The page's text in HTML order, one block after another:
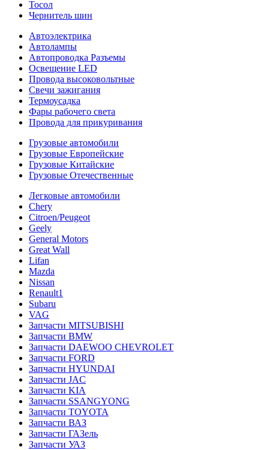
Тосол
Чернитель шин
Автоэлектрика
Автолампы
Автопроводка Разъемы
Освещение LED
Провода высоковольтные
Свечи зажигания
Термоусадка
Фары рабочего света
Провода для прикуривания
Грузовые автомобили
Грузовые Европейские
Грузовые Китайские
Грузовые Отечественные
Легковые автомобили
Chery
Citroen/Peugeot
Geely
General Motors
Great Wall
Lifan
Mazda
Nissan
Renault1
Subaru
VAG
Запчасти MITSUBISHI
Запчасти BMW
Запчасти DAEWOO CHEVROLET
Запчасти FORD
Запчасти HYUNDAI
Запчасти JAC
Запчасти KIA
Запчасти SSANGYONG
Запчасти TOYOTA
Запчасти ВАЗ
Запчасти ГАЗель
Запчасти УАЗ